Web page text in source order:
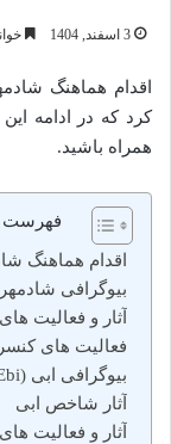
3 اسفند, 1404
اقدام هماهنگ
کرد که در ادامه
همراه باشید.
فهرست
اقدام هماهنگ
بیوگرافی
آثار و فعالیت‌
فعالیت‌ های
بیوگرافی ابی (Ebi)
آثار شاخص ابی
آثار و فعالیت‌